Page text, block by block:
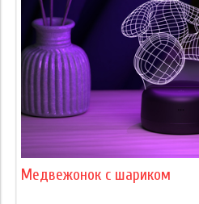
Медвежонок с шариком